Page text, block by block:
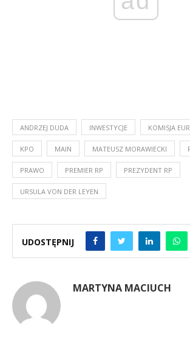
ANDRZEJ DUDA INWESTYCJE KOMISJA
KPO MAIN MATEUSZ MORAWIECKI
PRAWO PREMIER RP PREZYDENT RP
URSULA VON DER LEYEN
UDOSTĘPNIJ
MARTYNA MACIUCH